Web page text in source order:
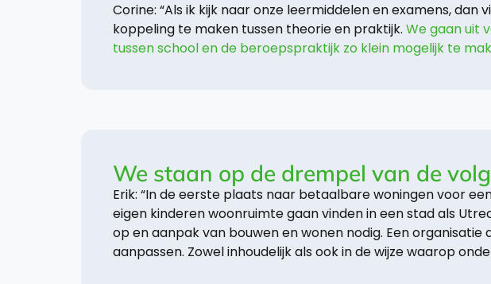
Corine: “Als ik kijk naar onze leermiddelen en examens,
koppeling te maken tussen theorie en praktijk. We gaan uit
tussen school en de beroepspraktijk zo klein mogelijk te
We staan op de drempel van de
Erik: “In de eerste plaats naar betaalbare woningen voor
eigen kinderen woonruimte gaan vinden in een stad als
op en aanpak van bouwen en wonen nodig. Een
aanpassen. Zowel inhoudelijk als ook in de wijze waarop